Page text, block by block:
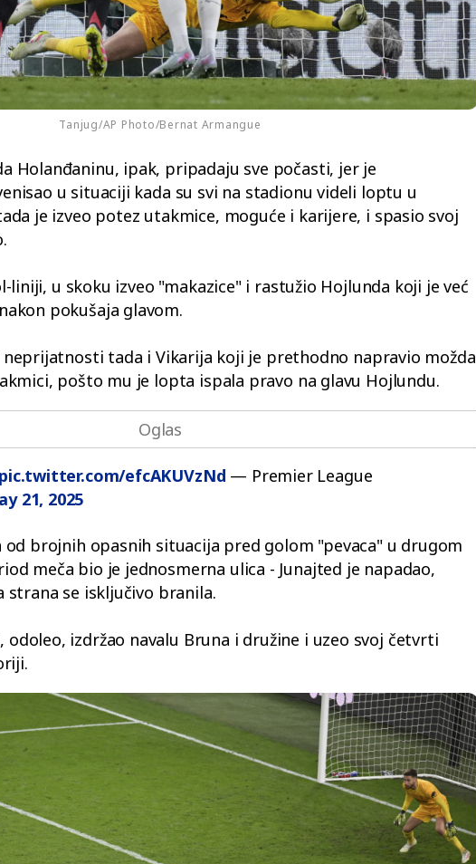
Tanjug/AP Photo/Bernat Armangue
Holanđaninu, ipak, pripadaju sve počasti, jer je
u situaciji kada su svi na stadionu videli loptu u
je izveo potez utakmice, moguće i karijere, i spasio svoj
liniji, u skoku izveo "makazice" i rastužio Hojlunda koji je već
pokušaja glavom.
neprijatnosti tada i Vikarija koji je prethodno napravio možda
pošto mu je lopta ispala pravo na glavu Hojlundu.
pic.twitter.com/efcAKUVzNd — Premier League
21, 2025
od brojnih opasnih situacija pred golom "pevaca" u drugom
meča bio je jednosmerna ulica - Junajted je napadao,
se isključivo branila.
odoleo, izdržao navalu Bruna i družine i uzeo svoj četvrti